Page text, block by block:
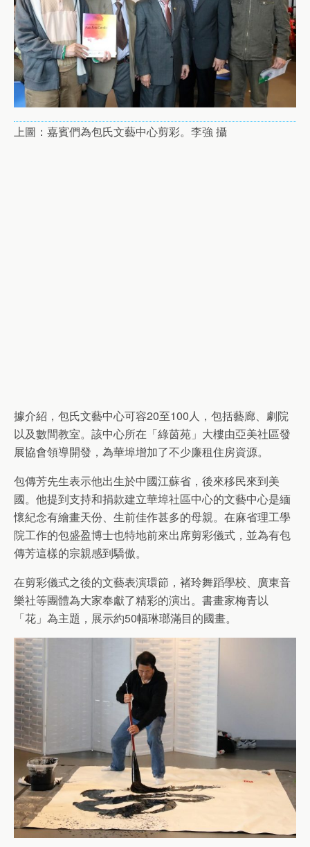
上圖：嘉賓們為包氏文藝中心剪彩。李強 攝
據介紹，包氏文藝中心可容20至100人，包括藝廊、劇院
以及數間教室。該中心所在「綠茵苑」大樓由亞美社區發
展協會領導開發，為華埠增加了不少廉租住房資源。
包傳芳先生表示他出生於中國江蘇省，後來移民來到美
國。他提到支持和捐款建立華埠社區中心的文藝中心是緬
懷紀念有繪畫天份、生前佳作甚多的母親。在麻省理工學
院工作的包盛盈博士也特地前來出席剪彩儀式，並為有包
傳芳這樣的宗親感到驕傲。
在剪彩儀式之後的文藝表演環節，褚玲舞蹈學校、廣東音
樂社等團體為大家奉獻了精彩的演出。書畫家梅青以
「花」為主題，展示約50幅琳瑯滿目的國畫。